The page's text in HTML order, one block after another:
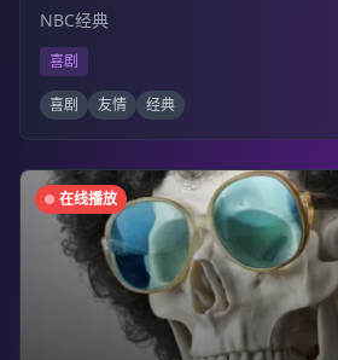
NBC经典
喜剧
喜剧 友情 经典
在线播放